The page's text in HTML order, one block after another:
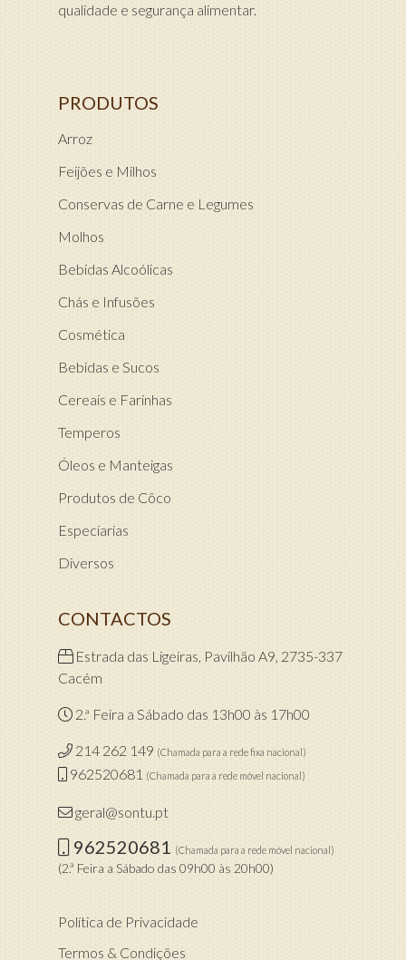
qualidade e segurança alimentar.
PRODUTOS
Arroz
Feijões e Milhos
Conservas de Carne e Legumes
Molhos
Bebidas Alcoólicas
Chás e Infusões
Cosmética
Bebidas e Sucos
Cereais e Farinhas
Temperos
Óleos e Manteigas
Produtos de Côco
Especiarias
Diversos
CONTACTOS
Estrada das Ligeiras, Pavilhão A9, 2735-337
Cacém
2.ª Feira a Sábado das 13h00 às 17h00
214 262 149 (Chamada para a rede fixa nacional)
962520681 (Chamada para a rede móvel nacional)
geral@sontu.pt
962520681 (Chamada para a rede móvel nacional)
(2.ª Feira a Sábado das 09h00 às 20h00)
Política de Privacidade
Termos & Condições